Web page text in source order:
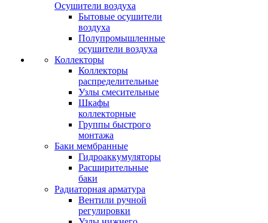
Осушители воздуха
Бытовые осушители
воздуха
Полупромышленные
осушители воздуха
Коллекторы
Коллекторы
распределительные
Узлы смесительные
Шкафы
коллекторные
Группы быстрого
монтажа
Баки мембранные
Гидроаккумуляторы
Расширительные
баки
Радиаторная арматура
Вентили ручной
регулировки